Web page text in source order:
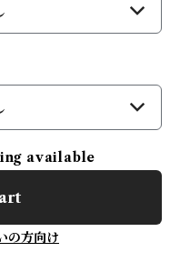
available
の方向け